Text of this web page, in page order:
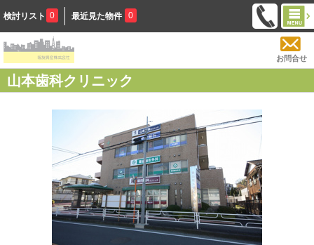
検討リスト 0 最近見た物件 0
お問合せ
山本歯科クリニック